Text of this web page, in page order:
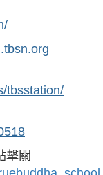
tbsstation/
擊關